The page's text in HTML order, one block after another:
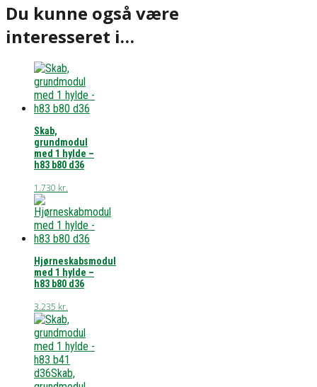
Du kunne også være
interesseret i…
Skab,
grundmodul
med 1 hylde –
h83 b80 d36
1.730 kr.
Hjørneskabsmodul
med 1 hylde –
h83 b80 d36
3.235 kr.